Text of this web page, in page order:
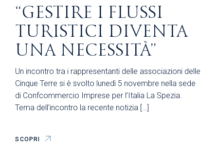
“GESTIRE I FLUSSI
TURISTICI DIVENTA
UNA NECESSITÀ”
Un incontro tra i rappresentanti delle associazioni delle
Cinque Terre si è svolto lunedì 5 novembre nella sede
di Confcommercio Imprese per l’Italia La Spezia.
Tema dell’incontro la recente notizia […]
SCOPRI